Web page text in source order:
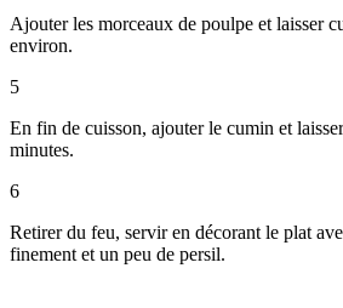
Ajouter les morceaux de poulpe et laisser
environ.
5
En fin de cuisson, ajouter le cumin et
minutes.
6
Retirer du feu, servir en décorant le plat
finement et un peu de persil.